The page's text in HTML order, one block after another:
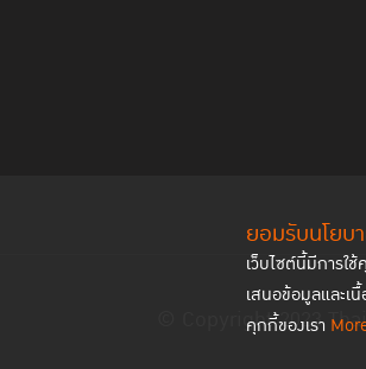
ยอมรับนโยบ
เว็บไซต์นี้มีการใ
เสนอข้อมูลและเ
คุกกี้ของเรา
© Copyright 2023